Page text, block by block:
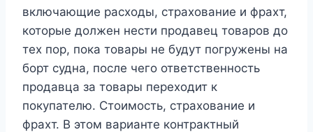
включающие расходы, страхование и фрахт,
которые должен нести продавец товаров до
тех пор, пока товары не будут погружены на
борт судна, после чего ответственность
продавца за товары переходит к
покупателю. Стоимость, страхование и
фрахт. В этом варианте контрактный